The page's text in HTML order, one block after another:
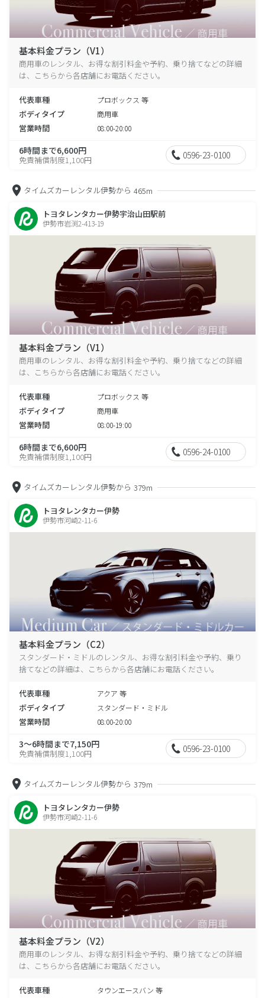
基本料金プラン（V1）
商用車のレンタル、お得な割引料金や予約、乗り捨てなどの詳細
は、こちらから各店舗にお電話ください。
代表車種 プロボックス 等
ボディタイプ 商用車
営業時間 08:00-20:00
6時間まで6,600円
免責補償制度1,100円 0596-23-0100
タイムズカーレンタル伊勢から 465m
トヨタレンタカー伊勢宇治山田駅前
伊勢市岩渕2-413-19
基本料金プラン（V1）
商用車のレンタル、お得な割引料金や予約、乗り捨てなどの詳細
は、こちらから各店舗にお電話ください。
代表車種 プロボックス 等
ボディタイプ 商用車
営業時間 08:00-19:00
6時間まで6,600円
免責補償制度1,100円 0596-24-0100
タイムズカーレンタル伊勢から 379m
トヨタレンタカー伊勢
伊勢市河崎2-11-6
基本料金プラン（C2）
スタンダード・ミドルのレンタル、お得な割引料金や予約、乗り
捨てなどの詳細は、こちらから各店舗にお電話ください。
代表車種 アクア 等
ボディタイプ スタンダード・ミドル
営業時間 08:00-20:00
3～6時間まで7,150円
免責補償制度1,100円 0596-23-0100
タイムズカーレンタル伊勢から 379m
トヨタレンタカー伊勢
伊勢市河崎2-11-6
基本料金プラン（V2）
商用車のレンタル、お得な割引料金や予約、乗り捨てなどの詳細
は、こちらから各店舗にお電話ください。
代表車種 タウンエースバン 等